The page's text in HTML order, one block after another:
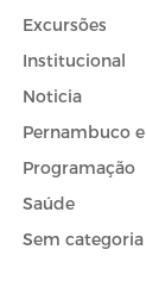
Excursões
Institucional
Noticia
Pernambuco
Programação
Saúde
Sem categoria